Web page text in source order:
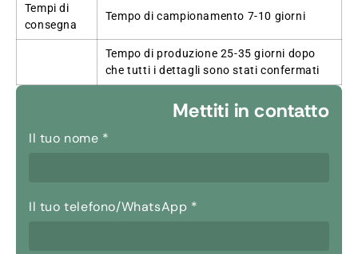
Tempi di
consegna
Tempo di campionamento 7-10 giorni
Tempo di produzione 25-35 giorni dopo
che tutti i dettagli sono stati confermati
Mettiti in contatto
Il tuo nome *
Il tuo telefono/WhatsApp *